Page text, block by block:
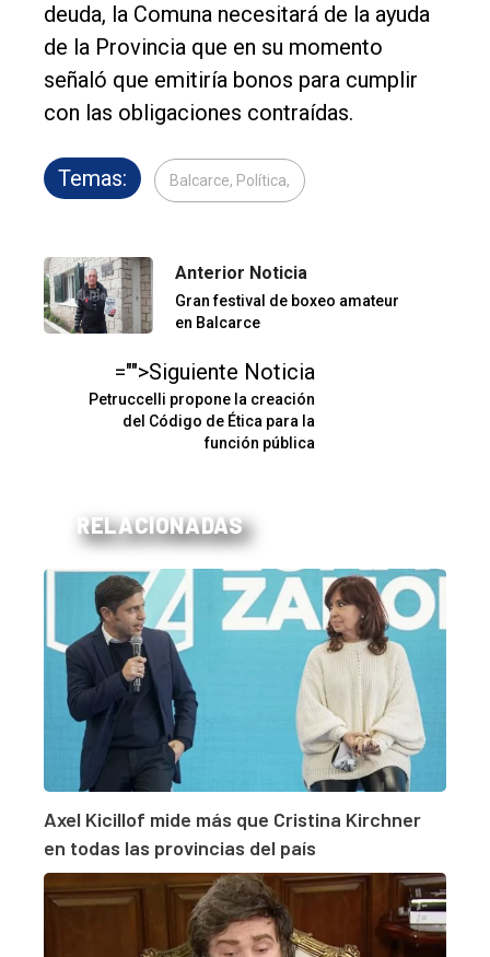
deuda, la Comuna necesitará de la ayuda
de la Provincia que en su momento
señaló que emitiría bonos para cumplir
con las obligaciones contraídas.
Temas: Balcarce, Política,
Anterior Noticia
Gran festival de boxeo amateur
en Balcarce
="">Siguiente Noticia
Petruccelli propone la creación
del Código de Ética para la
función pública
RELACIONADAS
Axel Kicillof mide más que Cristina Kirchner
en todas las provincias del país